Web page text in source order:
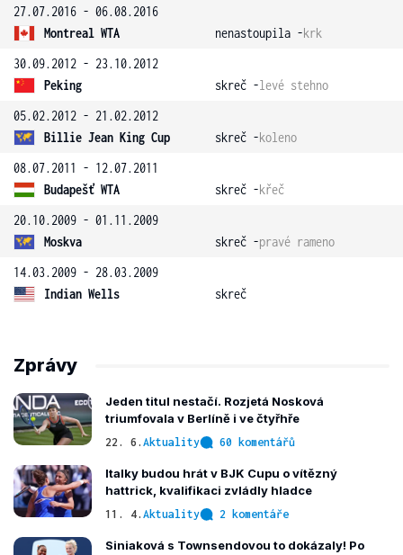
27.07.2016 - 06.08.2016
Montreal WTA
nenastoupila -krk
30.09.2012 - 23.10.2012
Peking
skreč -levé stehno
05.02.2012 - 21.02.2012
Billie Jean King Cup
skreč -koleno
08.07.2011 - 12.07.2011
Budapešť WTA
skreč -křeč
20.10.2009 - 01.11.2009
Moskva
skreč -pravé rameno
14.03.2009 - 28.03.2009
Indian Wells
skreč
Zprávy
Jeden titul nestačí. Rozjetá Nosková
triumfovala v Berlíně i ve čtyřhře
22. 6. Aktuality 60 komentářů
Italky budou hrát v BJK Cupu o vítězný
hattrick, kvalifikaci zvládly hladce
11. 4. Aktuality 2 komentáře
Siniaková s Townsendovou to dokázaly! Po